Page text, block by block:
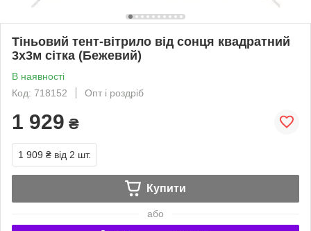
Тіньовий тент-вітрило від сонця квадратний
3х3м сітка (Бежевий)
В наявності
Код: 718152
Опт і роздріб
1 929 ₴
1 909 ₴ від 2 шт.
Купити
або